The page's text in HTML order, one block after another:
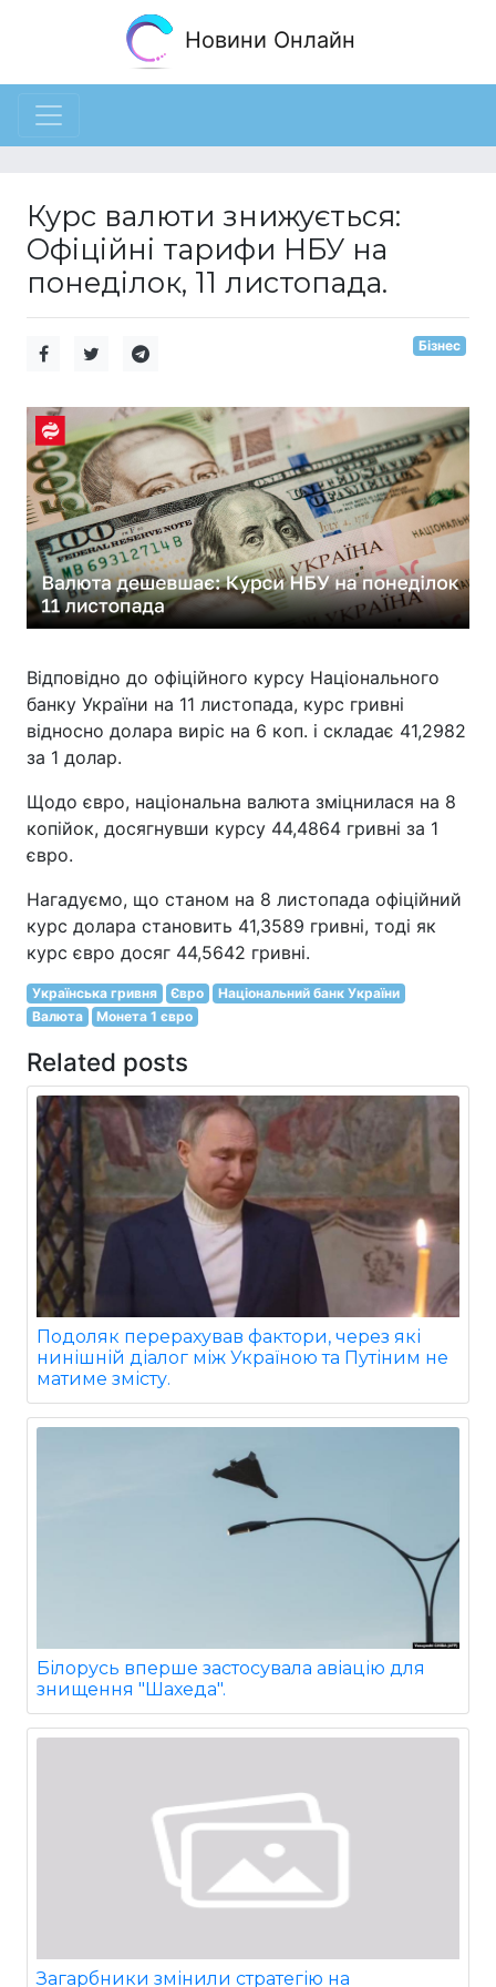
Новини Онлайн
Курс валюти знижується:
Офіційні тарифи НБУ на
понеділок, 11 листопада.
Бізнес
Відповідно до офіційного курсу Національного
банку України на 11 листопада, курс гривні
відносно долара виріс на 6 коп. і складає 41,2982
за 1 долар.
Щодо євро, національна валюта зміцнилася на 8
копійок, досягнувши курсу 44,4864 гривні за 1
євро.
Нагадуємо, що станом на 8 листопада офіційний
курс долара становить 41,3589 гривні, тоді як
курс євро досяг 44,5642 гривні.
Українська гривня Євро
Національний банк України
Валюта
Монета 1 євро
Related posts
Подоляк перерахував фактори, через які
нинішній діалог між Україною та Путіним не
матиме змісту.
Білорусь вперше застосувала авіацію для
знищення "Шахеда".
Загарбники змінили стратегію на